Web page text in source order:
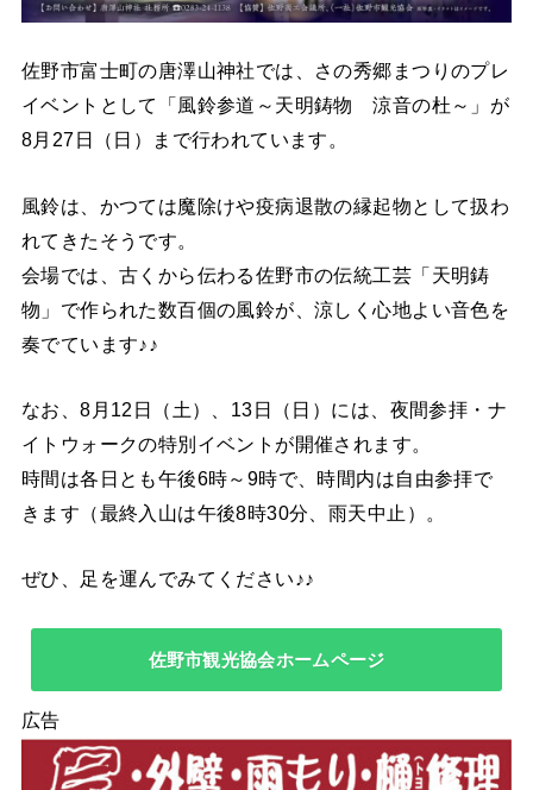
佐野市富士町の唐澤山神社では、さの秀郷まつりのプレ
イベントとして「風鈴参道～天明鋳物 涼音の杜～」が
8月27日（日）まで行われています。
風鈴は、かつては魔除けや疫病退散の縁起物として扱わ
れてきたそうです。
会場では、古くから伝わる佐野市の伝統工芸「天明鋳
物」で作られた数百個の風鈴が、涼しく心地よい音色を
奏でています♪♪
なお、8月12日（土）、13日（日）には、夜間参拝・ナ
イトウォークの特別イベントが開催されます。
時間は各日とも午後6時～9時で、時間内は自由参拝で
きます（最終入山は午後8時30分、雨天中止）。
ぜひ、足を運んでみてください♪♪
佐野市観光協会ホームページ
広告